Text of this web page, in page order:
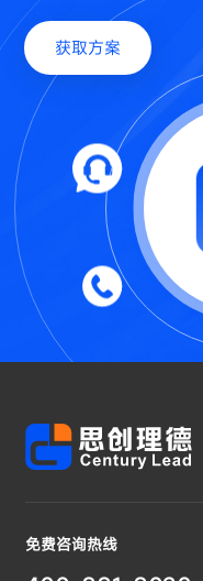
获取方案
免费咨询热线